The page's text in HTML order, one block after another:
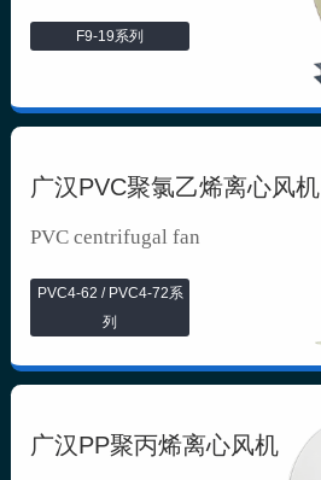
F9-19系列
广汉PVC聚氯乙烯离心风机
PVC centrifugal fan
PVC4-62 / PVC4-72系
列
广汉PP聚丙烯离心风机